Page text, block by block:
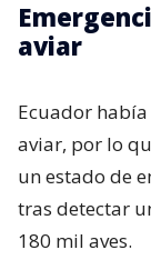
aviar
Ecuador
aviar, por lo
un estado de
tras detectar
180 mil aves.